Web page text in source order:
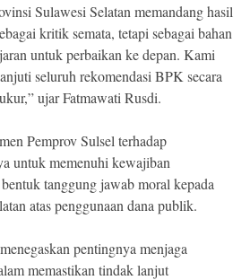
Sulawesi Selatan memandang hasil
kritik semata, tetapi sebagai bahan
untuk perbaikan ke depan. Kami
seluruh rekomendasi BPK secara
ujar Fatmawati Rusdi.
Pemprov Sulsel terhadap
untuk memenuhi kewajiban
tanggung jawab moral kepada
atas penggunaan dana publik.
pentingnya menjaga
memastikan tindak lanjut